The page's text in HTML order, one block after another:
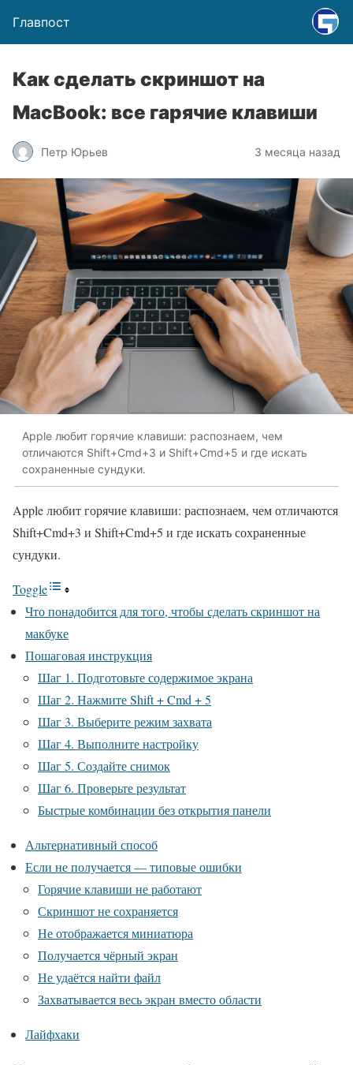
Главпост
Как сделать скриншот на
MacBook: все гарячие клавиши
Петр Юрьев 3 месяца назад
Apple любит горячие клавиши: распознаем, чем
отличаются Shift+Cmd+3 и Shift+Cmd+5 и где искать
сохраненные сундуки.
Apple любит горячие клавиши: распознаем, чем отличаются
Shift+Cmd+3 и Shift+Cmd+5 и где искать сохраненные
сундуки.
Toggle
Что понадобится для того, чтобы сделать скриншот на
макбуке
Пошаговая инструкция
Шаг 1. Подготовьте содержимое экрана
Шаг 2. Нажмите Shift + Cmd + 5
Шаг 3. Выберите режим захвата
Шаг 4. Выполните настройку
Шаг 5. Создайте снимок
Шаг 6. Проверьте результат
Быстрые комбинации без открытия панели
Альтернативный способ
Если не получается — типовые ошибки
Горячие клавиши не работают
Скриншот не сохраняется
Не отображается миниатюра
Получается чёрный экран
Не удаётся найти файл
Захватывается весь экран вместо области
Лайфхаки